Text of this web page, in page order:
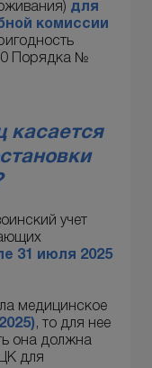
для
комиссии
Порядка №
касается
учет
31 июля 2025
медицинское
, то для нее
она должна
для